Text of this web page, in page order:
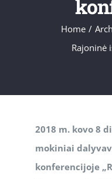
Home /
Rajoninė
2018 m. kovo 8
mokiniai
konferencijoje